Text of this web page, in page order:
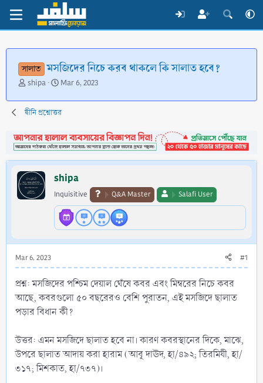
সালাত মসজিদের নিচে করব থাকলে কি সালাত হবে?
T
r
e
d
s
t
a
r
t
shipa
S
a
r
d
a
t
e
Mar 6, 2023
দ্বীনি প্রশ্নোত্তর
shipa
Inquisitive Q&A Master Salafi User
Mar 6, 2023 #1
প্রশ্ন: মসজিদের পশ্চিম দেয়াল ঘেঁষে কবর এবং মিম্বরের নিচে কবর
আছে, কবরগুলো ৫০ বছরেরও বেশি পুরাতন, এই মসজিদে ছালাত
পড়ার বিধান কী?
উত্তর: এমন মসজিদে ছালাত হবে না। কারণ কবরস্থানের দিকে, মাঝে,
উপরে ছালাত আদায় করা হারাম (আবূ দাঊদ, হা/৪৯২; তিরমিযী, হা/
৩১৭; মিশকাত, হা/৭৩৭)।